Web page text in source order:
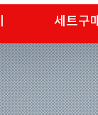
세트구